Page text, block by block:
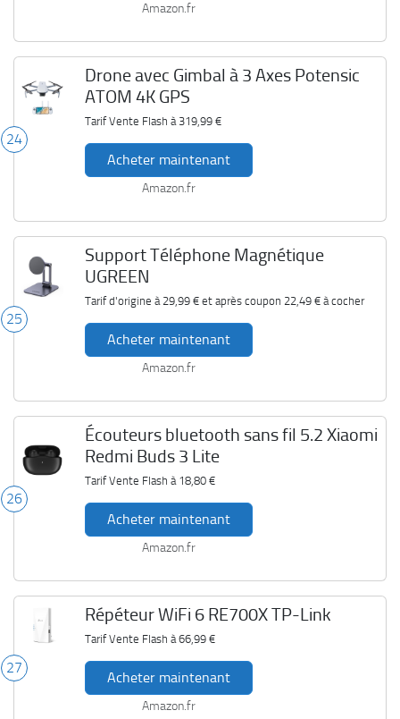
Amazon.fr
24
Drone avec Gimbal à 3 Axes Potensic
ATOM 4K GPS
Tarif Vente Flash à 319,99 €
Acheter maintenant
Amazon.fr
25
Support Téléphone Magnétique
UGREEN
Tarif d'origine à 29,99 €et après coupon 22,49 €à cocher
Acheter maintenant
Amazon.fr
26
Écouteurs bluetooth sans fil 5.2 Xiaomi
Redmi Buds 3 Lite
Tarif Vente Flash à 18,80 €
Acheter maintenant
Amazon.fr
27
Répéteur WiFi 6 RE700X TP-Link
Tarif Vente Flash à66,99 €
Acheter maintenant
Amazon.fr